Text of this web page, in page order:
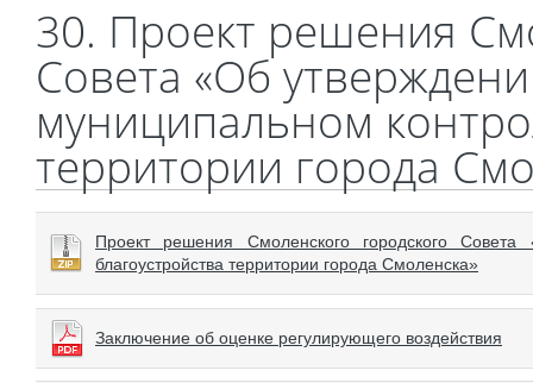
30. Проект решения
Совета «Об
муниципальном
территории города
Проект решения Смоленского городского
благоустройства территории города Смоленска»
Заключение об оценке регулирующего воздействия